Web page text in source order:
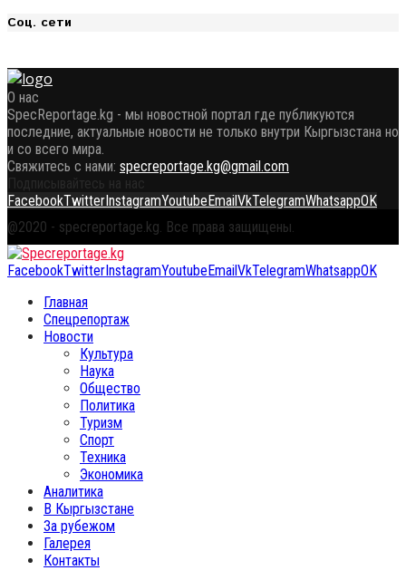
Соц. сети
О нас
SpecReportage.kg - мы новостной портал где публикуются
последние, актуальные новости не только внутри Кыргызстана но
и со всего мира.
Свяжитесь с нами: specreportage.kg@gmail.com
Подписывайтесь на нас
FacebookTwitterInstagramYoutubeEmailVkTelegramWhatsappOK
@2020 - specreportage.kg. Все права защищены.
FacebookTwitterInstagramYoutubeEmailVkTelegramWhatsappOK
Главная
Спецрепортаж
Новости
Культура
Наука
Общество
Политика
Туризм
Спорт
Техника
Экономика
Аналитика
В Кыргызстане
За рубежом
Галерея
Контакты